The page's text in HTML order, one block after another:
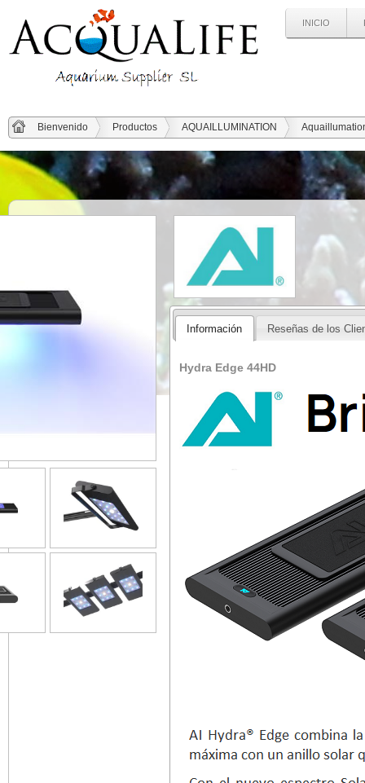
INICIO
Bienvenido Productos AQUAILLUMINATION
Información Reseñas de los
Hydra Edge 44HD